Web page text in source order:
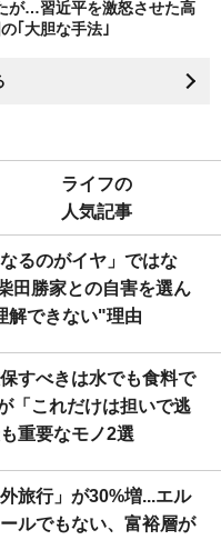
が…習近平を激怒させた高
｢大胆な手法｣
ライフの
人気記事
るのがイヤ」ではな
田勝家との自害を選ん
解できない"理由
すべきは水でも食料で
「これだけは担いで逃
重要なモノ2選
旅行」が30%増...エル
ルでもない、富裕層が